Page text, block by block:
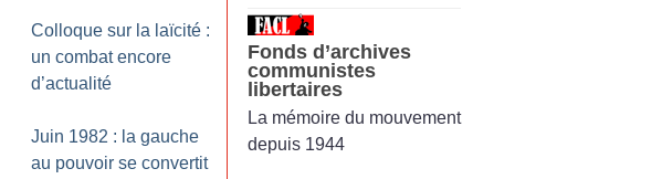
Colloque sur la laïcité :
un combat encore
d’actualité
Juin 1982 : la gauche
au pouvoir se convertit
Fonds d’archives
communistes
libertaires
La mémoire du mouvement
depuis 1944